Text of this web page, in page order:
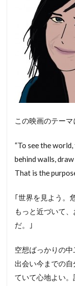
この映画のテーマ
“To see the
behind walls,
That is the
｢世界を見よう。
もっと近づいて
だ。｣
空想ばっかりの
出会い今までの
ていて心地よい